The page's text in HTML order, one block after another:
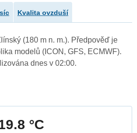
Kvalita ovzduší
(180 m n. m.). Předpověď je
modelů (ICON, GFS, ECMWF).
dnes v 02:00.
°C